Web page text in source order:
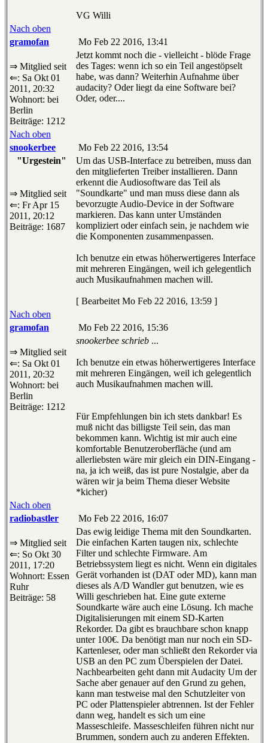
VG Willi
Nach oben
gramofan
Mo Feb 22 2016, 13:41
⇒ Mitglied seit
⇐: Sa Okt 01
2011, 20:32
Wohnort: bei
Berlin
Beiträge: 1212
Jetzt kommt noch die - vielleicht - blöde Frage
des Tages: wenn ich so ein Teil angestöpselt
habe, was dann? Weiterhin Aufnahme über
audacity? Oder liegt da eine Software bei?
Oder, oder....
Nach oben
snookerbee
Mo Feb 22 2016, 13:54
"Urgestein"
⇒ Mitglied seit
⇐: Fr Apr 15
2011, 20:12
Beiträge: 1687
Um das USB-Interface zu betreiben, muss dan
den mitglieferten Treiber installieren. Dann
erkennt die Audiosoftware das Teil als
"Soundkarte" und man muss diese dann als
bevorzugte Audio-Device in der Software
markieren. Das kann unter Umständen
kompliziert oder einfach sein, je nachdem wie
die Komponenten zusammenpassen.
Ich benutze ein etwas höherwertigeres Interface
mit mehreren Eingängen, weil ich gelegentlich
auch Musikaufnahmen machen will.
[ Bearbeitet Mo Feb 22 2016, 13:59 ]
Nach oben
gramofan
Mo Feb 22 2016, 15:36
⇒ Mitglied seit
⇐: Sa Okt 01
2011, 20:32
Wohnort: bei
Berlin
Beiträge: 1212
snookerbee schrieb ...
Ich benutze ein etwas höherwertigeres Interface
mit mehreren Eingängen, weil ich gelegentlich
auch Musikaufnahmen machen will.
Für Empfehlungen bin ich stets dankbar! Es
muß nicht das billigste Teil sein, das man
bekommen kann. Wichtig ist mir auch eine
komfortable Benutzeroberfläche (und am
allerliebsten wäre mir gleich ein DIN-Eingang -
na, ja ich weiß, das ist pure Nostalgie, aber da
wären wir ja beim Thema dieser Website
*kicher)
Nach oben
radiobastler
Mo Feb 22 2016, 16:07
⇒ Mitglied seit
⇐: So Okt 30
2011, 17:20
Wohnort: Essen
Ruhr
Beiträge: 58
Das ewig leidige Thema mit den Soundkarten.
Die einfachen Karten taugen nix, schlechte
Filter und schlechte Firmware. Am
Betriebssystem liegt es nicht. Wenn ein digitales
Gerät vorhanden ist (DAT oder MD), kann man
dieses als A/D Wandler gut benutzen, wie es
Willi geschrieben hat. Eine gute externe
Soundkarte wäre auch eine Lösung. Ich mache
Digitalisierungen mit einem SD-Karten
Rekorder. Da gibt es brauchbare schon knapp
unter 100€. Da benötigt man nur noch ein SD-
Kartenleser, oder man schließt den Rekorder via
USB an den PC zum Überspielen der Datei.
Nachbearbeiten geht dann mit Audacity Um der
Sache aber genauer auf den Grund zu gehen,
kann man testweise mal den Schutzleiter von
PC oder Plattenspieler abtrennen. Ist der Fehler
dann weg, handelt es sich um eine
Masseschleife. Masseschleifen führen nicht nur
Brummen, sondern auch zu anderen Effekten.